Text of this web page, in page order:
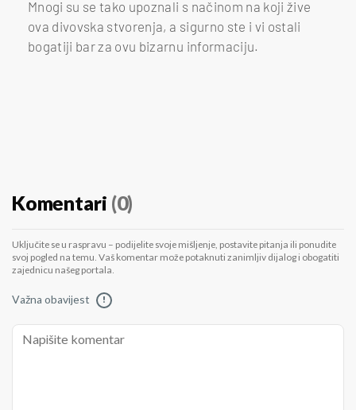
Mnogi su se tako upoznali s načinom na koji žive
ova divovska stvorenja, a sigurno ste i vi ostali
bogatiji bar za ovu bizarnu informaciju.
Komentari (0)
Uključite se u raspravu – podijelite svoje mišljenje, postavite pitanja ili ponudite
svoj pogled na temu. Vaš komentar može potaknuti zanimljiv dijalog i obogatiti
zajednicu našeg portala.
Važna obavijest !